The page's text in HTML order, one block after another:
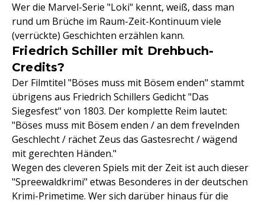
Wer die Marvel-Serie "Loki" kennt, weiß, dass man
rund um Brüche im Raum-Zeit-Kontinuum viele
(verrückte) Geschichten erzählen kann.
Friedrich Schiller mit Drehbuch-
Credits?
Der Filmtitel "Böses muss mit Bösem enden" stammt
übrigens aus Friedrich Schillers Gedicht "Das
Siegesfest" von 1803. Der komplette Reim lautet:
"Böses muss mit Bösem enden / an dem frevelnden
Geschlecht / rächet Zeus das Gastesrecht / wägend
mit gerechten Händen."
Wegen des cleveren Spiels mit der Zeit ist auch dieser
"Spreewaldkrimi" etwas Besonderes in der deutschen
Krimi-Primetime. Wer sich darüber hinaus für die